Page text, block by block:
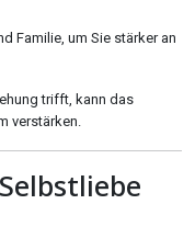
Familie, um Sie stärker an
trifft, kann das
verstärken.